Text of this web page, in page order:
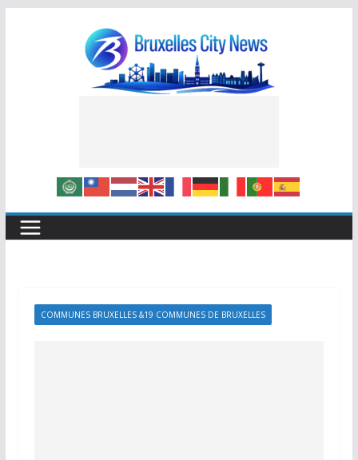
COMMUNES BRUXELLES &19 COMMUNES DE BRUXELLES